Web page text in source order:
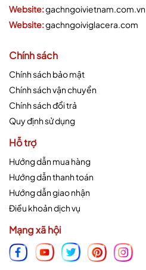
Website:gachngoivietnam.com.vn
Website:gachngoiviglacera.com
Chính sách
Chính sách bảo mật
Chính sách vận chuyển
Chính sách đổi trả
Quy định sử dụng
Hỗ trợ
Hướng dẫn mua hàng
Hướng dẫn thanh toán
Hướng dẫn giao nhận
Điều khoản dịch vụ
Mạng xã hội